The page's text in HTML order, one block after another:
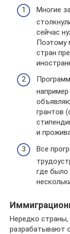
Многие
сейчас
Поэтому
стран
грантов
и
Все
где было
Нередко
разрабатывают